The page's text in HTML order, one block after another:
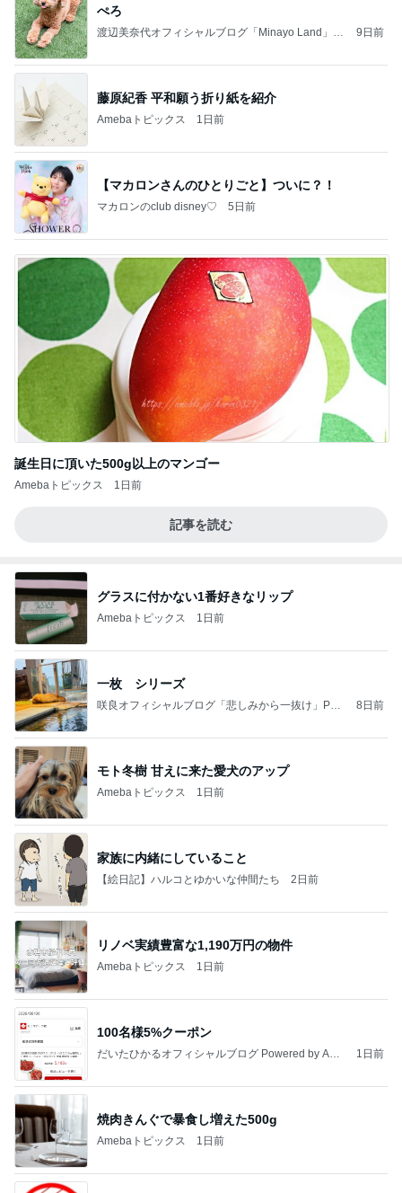
ぺろ
渡辺美奈代オフィシャルブログ「Minayo Land」P
9日前
藤原紀香 平和願う折り紙を紹介
Amebaトピックス 1日前
【マカロンさんのひとりごと】ついに？！
マカロンのclub disney♡ 5日前
誕生日に頂いた500g以上のマンゴー
Amebaトピックス 1日前
記事を読む
グラスに付かない1番好きなリップ
Amebaトピックス 1日前
一枚 シリーズ
咲良オフィシャルブログ「悲しみから一抜け」Pow
8日前
モト冬樹 甘えに来た愛犬のアップ
Amebaトピックス 1日前
家族に内緒にしていること
【絵日記】ハルコとゆかいな仲間たち 2日前
リノベ実績豊富な1,190万円の物件
Amebaトピックス 1日前
100名様5%クーポン
だいたひかるオフィシャルブログ Powered by Ame
1日前
焼肉きんぐで暴食し増えた500g
Amebaトピックス 1日前